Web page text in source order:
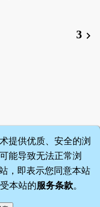
3 chevron_right
提供优质、安全的浏
能导致无法正常浏
，即表示您同意本站
本站的服务条款。